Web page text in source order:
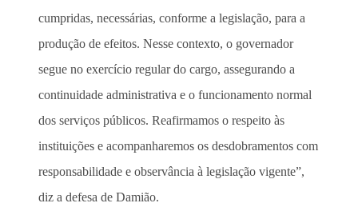
cumpridas, necessárias, conforme a legislação, para a
produção de efeitos. Nesse contexto, o governador
segue no exercício regular do cargo, assegurando a
continuidade administrativa e o funcionamento normal
dos serviços públicos. Reafirmamos o respeito às
instituições e acompanharemos os desdobramentos com
responsabilidade e observância à legislação vigente”,
diz a defesa de Damião.